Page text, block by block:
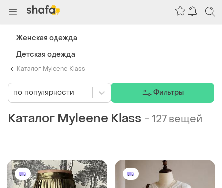
Каталог Myleene Klass
Каталог Myleene Klass -127 вещей
по популярности Фильтры
Женская одежда
Детская одежда